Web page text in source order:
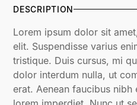
DESCRIPTION
Lorem ipsum dolor sit
elit. Suspendisse varius
tristique. Duis cursus, mi
dolor interdum nulla, ut
erat. Aenean faucibus